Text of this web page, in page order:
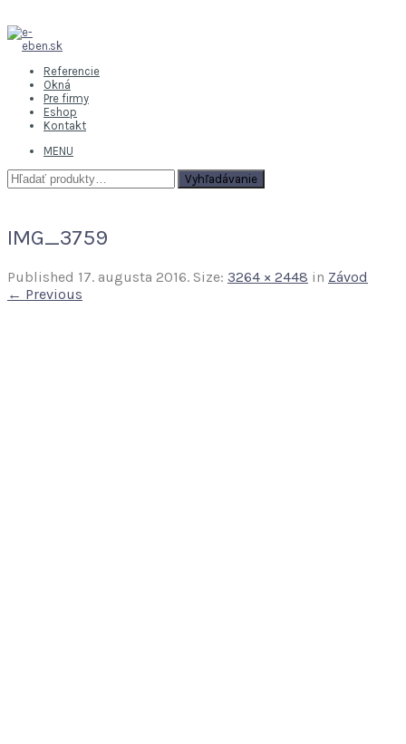
Referencie
Okná
Pre firmy
Eshop
Kontakt
MENU
Hľadať:
Vyhľadávanie
IMG_3759
Published 17. augusta 2016. Size: 3264 × 2448 in Závod
← Previous